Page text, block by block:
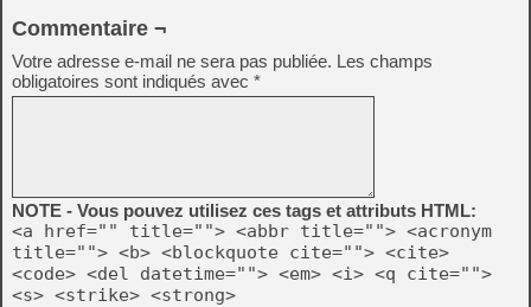
Commentaire ¬
Votre adresse e-mail ne sera pas publiée. Les champs
obligatoires sont indiqués avec *
NOTE - Vous pouvez utilisez ces tags et attributs HTML:
<a href="" title=""> <abbr title=""> <acronym
title=""> <b> <blockquote cite=""> <cite>
<code> <del datetime=""> <em> <i> <q cite="">
<s> <strike> <strong>